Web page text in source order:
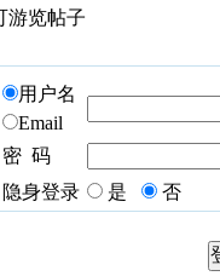
游览帖子
用户名
Email
密 码
隐身登录
是 否